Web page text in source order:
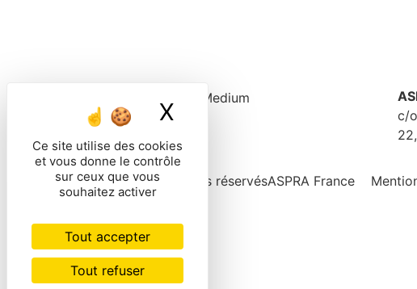
Ce site utilise des cookies
et vous donne le contrôle
sur ceux que vous
souhaitez activer
Tout accepter
Tout refuser
X Masquer le bandeau
c/
© 2026 Tous droits réservésASPRA France